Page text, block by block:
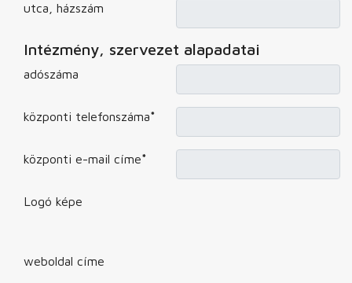
utca, házszám
Intézmény, szervezet alapadatai
adószáma
központi telefonszáma*
központi e-mail címe*
Logó képe
weboldal címe